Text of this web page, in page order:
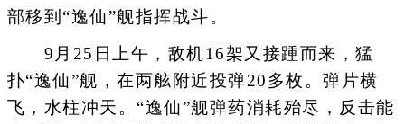
部移到“逸仙”舰指挥战斗。
9月25日上午，敌机16架又接踵而来，猛
扑“逸仙”舰，在两舷附近投弹20多枚。弹片横
飞，水柱冲天。“逸仙”舰弹药消耗殆尽，反击能